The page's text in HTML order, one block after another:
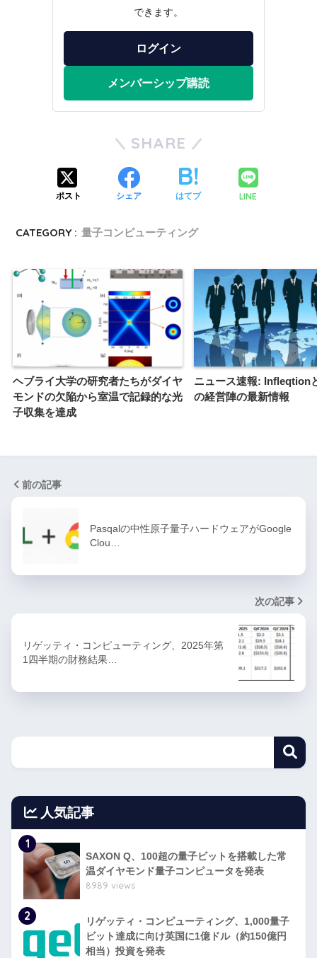
できます。
ログイン
メンバーシップ購読
SHARE
ポスト シェア はてブ LINE
CATEGORY : 量子コンピューティング
ヘブライ大学の研究者たちがダイヤ
モンドの欠陥から室温で記録的な光
子収集を達成
ニュース速報: Infleqtion
の経営陣の最新情報
前の記事
Pasqalの中性原子量子ハードウェアがGoogle
Clou…
次の記事
リゲッティ・コンピューティング、2025年第
1四半期の財務結果…
人気記事
1
SAXON Q、100超の量子ビットを搭載した常
温ダイヤモンド量子コンピュータを発表
8989 views
2
リゲッティ・コンピューティング、1,000量子
ビット達成に向け英国に1億ドル（約150億円
相当）投資を発表